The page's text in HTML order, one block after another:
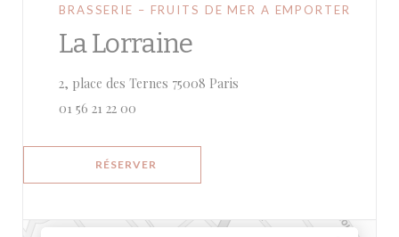
BRASSERIE – FRUITS DE MER A EMPORTER
La Lorraine
2, place des Ternes 75008 Paris
01 56 21 22 00
RÉSERVER